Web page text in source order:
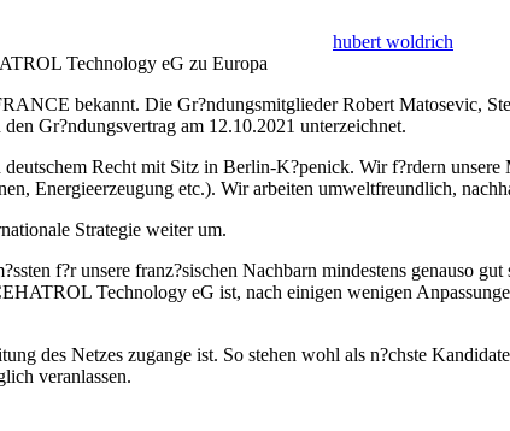
hubert woldrich
Technology eG zu Europa
bekannt. Die Gr?ndungsmitglieder Robert Matosevic,
Gr?ndungsvertrag am 12.10.2021 unterzeichnet.
Recht mit Sitz in Berlin-K?penick. Wir f?rdern
Energieerzeugung etc.). Wir arbeiten umweltfreundlich,
Strategie weiter um.
f?r unsere franz?sischen Nachbarn mindestens genauso
Technology eG ist, nach einigen wenigen
des Netzes zugange ist. So stehen wohl als n?chste
veranlassen.